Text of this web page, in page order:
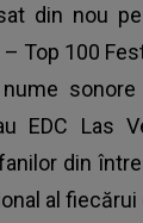
din nou
Top 100
EDC Las
din
al fiecărui